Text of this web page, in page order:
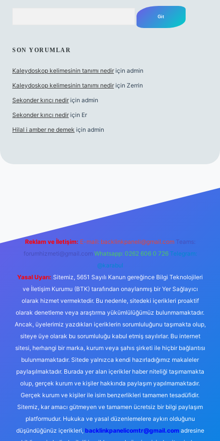
SON YORUMLAR
Kaleydoskop kelimesinin tanımı nedir için admin
Kaleydoskop kelimesinin tanımı nedir için Zerrin
Sekonder kırıcı nedir için admin
Sekonder kırıcı nedir için Er
Hilal i amber ne demek için admin
Reklam ve İletişim: E-mail: backlinkpaneli@gmail.com Teams:
forumhizmeti@gmail.com Whatsapp: 0262 606 0 726 Telegram:
@karabul
Yasal Uyarı: Sitemiz, 5651 Sayılı Kanun gereğince Bilgi Teknolojileri
ve İletişim Kurumu (BTK) tarafından onaylanmış bir Yer Sağlayıcı
olarak hizmet vermektedir. Bu nedenle, sitedeki içerikleri proaktif
olarak denetleme veya araştırma yükümlülüğümüz bulunmamaktadır.
Ancak, üyelerimiz yazdıkları içeriklerin sorumluluğunu taşımakta olup,
siteye üye olarak bu sorumluluğu kabul etmiş sayılırlar. Bu internet
sitesi, herhangi bir marka, kurum veya şahıs şirketi ile hiçbir bağlantısı
bulunmamaktadır. Sitede yalnızca kendi hazırladığımız makaleler
paylaşılmaktadır. Burada yer alan içerikler haber niteliği taşımamakta
olup, gerçek kurum ve kişiler hakkında paylaşım yapılmamaktadır.
Gerçek kurum ve kişiler ile isim benzerlikleri tamamen tesadüfidir.
Sitemiz, kar amacı gütmeyen ve tamamen ücretsiz bir bilgi paylaşım
platformudur. Hukuka ve yasal düzenlemelere aykırı olduğunu
düşündüğünüz içerikleri, backlinkpanelicomtr@gmail.comadresine